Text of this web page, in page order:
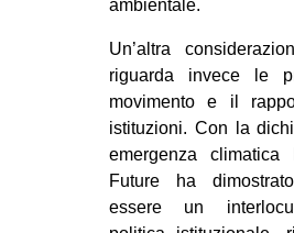
ambientale.
Un’altra
riguarda invece le
movimento e il
istituzioni. Con la
emergenza climatica
Future ha
essere un